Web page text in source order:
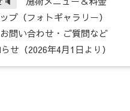
プ（フォトギャラリー）
お問い合わせ・ご質問など
せ（2026年4月1日より）